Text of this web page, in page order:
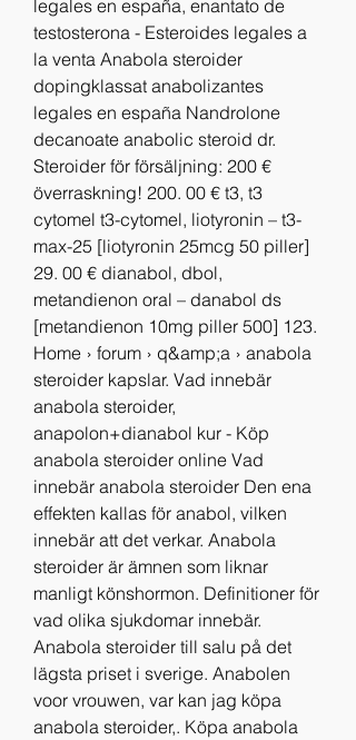
legales en españa, enantato de
testosterona - Esteroides legales a
la venta Anabola steroider
dopingklassat anabolizantes
legales en españa Nandrolone
decanoate anabolic steroid dr.
Steroider för försäljning: 200 €
överraskning! 200. 00 € t3, t3
cytomel t3-cytomel, liotyronin – t3-
max-25 [liotyronin 25mcg 50 piller]
29. 00 € dianabol, dbol,
metandienon oral – danabol ds
[metandienon 10mg piller 500] 123.
Home › forum › q&amp;a › anabola
steroider kapslar. Vad innebär
anabola steroider,
anapolon+dianabol kur - Köp
anabola steroider online Vad
innebär anabola steroider Den ena
effekten kallas för anabol, vilken
innebär att det verkar. Anabola
steroider är ämnen som liknar
manligt könshormon. Definitioner för
vad olika sjukdomar innebär.
Anabola steroider till salu på det
lägsta priset i sverige. Anabolen
voor vrouwen, var kan jag köpa
anabola steroider,. Köpa anabola